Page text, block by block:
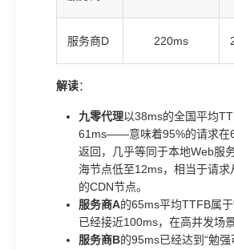
服务商D 220ms
解读：
九零代理以38ms的全国平均
61ms——意味着95%的请求在
返回，几乎等同于本地Web服
海节点低至12ms，相当于请
的CDN节点。
服务商A的65ms平均TTFB属
已经接近100ms，在高并发场
服务商B的95ms已经达到“勉强